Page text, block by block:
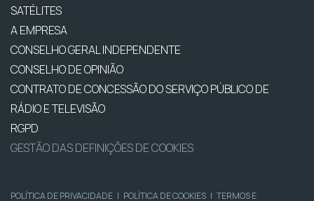
SATÉLITES
A EMPRESA
CONSELHO GERAL INDEPENDENTE
CONSELHO DE OPINIÃO
CONTRATO DE CONCESSÃO DO SERVIÇO PÚBLICO DE
RÁDIO E TELEVISÃO
RGPD
GESTÃO DAS DEFINIÇÕES DE COOKIES
POLÍTICA DE PRIVACIDADE | POLÍTICA DE COOKIES | TERMOS E